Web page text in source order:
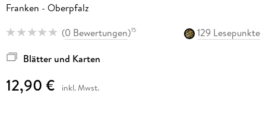
Franken - Oberpfalz
(0 Bewertungen)15 129 Lesepunkte
Blätter und Karten
12,90 € inkl. Mwst.